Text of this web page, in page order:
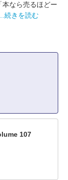
なら売るほどー
…続きを読む
107